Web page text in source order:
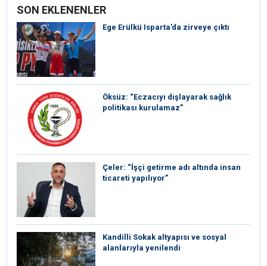
SON EKLENENLER
Ege Erülkü Isparta’da zirveye çıktı
Öksüz: “Eczacıyı dışlayarak sağlık
politikası kurulamaz”
Çeler: “İşçi getirme adı altında insan
ticareti yapılıyor”
Kandilli Sokak altyapısı ve sosyal
alanlarıyla yenilendi